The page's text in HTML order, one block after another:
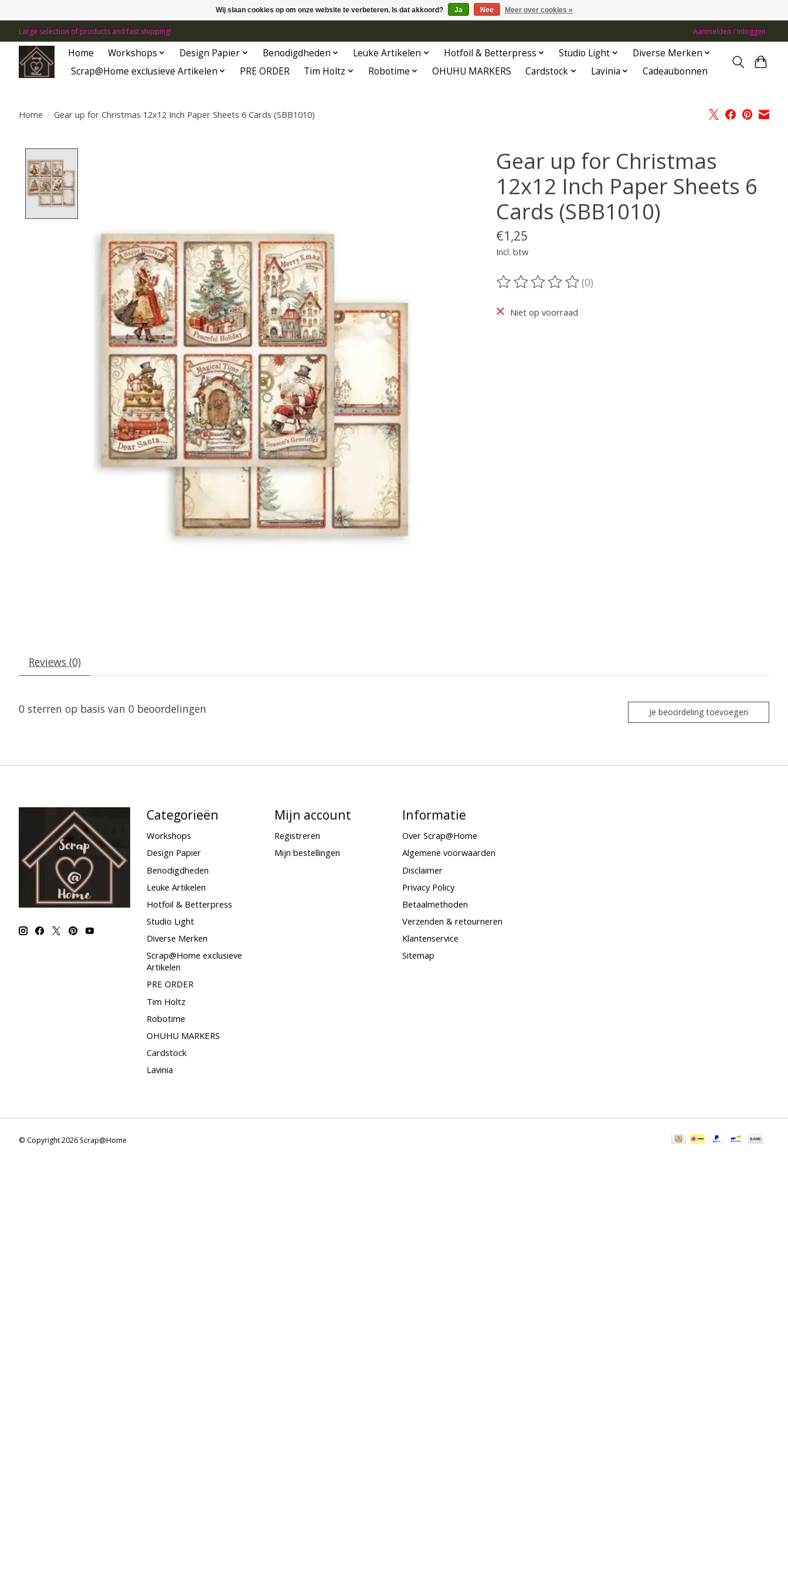
Large selection of products and fast shipping! Aanmelden / Inloggen
Home Workshops Design Papier Benodigdheden Leuke Artikelen Hotfoil & Betterpress Studio Light
Diverse Merken
Scrap@Home exclusieve Artikelen
PRE ORDER Tim Holtz Robotime OHUHU MARKERS Cardstock Lavinia Cadeaubonnen
Home / Gear up for Christmas 12x12 Inch Paper Sheets 6 Cards (SBB1010)
Gear up for Christmas
12x12 Inch Paper Sheets 6
Cards (SBB1010)
€1,25
Incl. btw
De beoordeling van dit product is
(0)
Niet op voorraad
Reviews (0)
0 sterren op basis van 0 beoordelingen Je beoordeling toevoegen
Categorieën
Workshops
Design Papier
Benodigdheden
Leuke Artikelen
Hotfoil & Betterpress
Studio Light
Diverse Merken
Scrap@Home exclusieve
Artikelen
PRE ORDER
Tim Holtz
Robotime
OHUHU MARKERS
Cardstock
Lavinia
Mijn account
Registreren
Mijn bestellingen
Informatie
Over Scrap@Home
Algemene voorwaarden
Disclaimer
Privacy Policy
Betaalmethoden
Verzenden & retourneren
Klantenservice
Sitemap
© Copyright 2026 Scrap@Home
Wij slaan cookies op om onze website te verbeteren. Is dat akkoord? Ja Nee Meer over cookies »